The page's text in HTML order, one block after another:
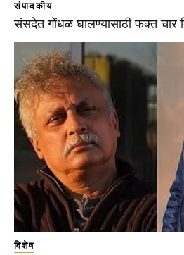
संपादकीय
संसदेत गोंधळ घालण्यासाठी फक्त
विशेष